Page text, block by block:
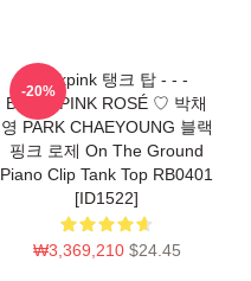
Blackpink 탱크 탑 - - -
BLACKPINK ROSÉ ♡ 박채
영 PARK CHAEYOUNG 블랙
핑크 로제 On The Ground
Piano Clip Tank Top RB0401
[ID1522]
₩3,369,210 $24.45
-20%